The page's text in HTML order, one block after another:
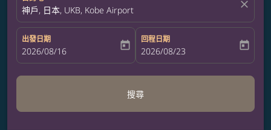
神戶, 日本, UKB, Kobe Airport close
出發日期
fc-booking-departure-date-aria-label
2026/08/16 today
回程日期
fc-booking-return-date-aria-label
2026/08/23 today
搜尋